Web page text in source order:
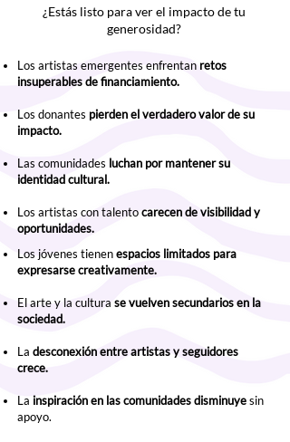
¿Estás listo para ver el impacto de tu
generosidad?
Los artistas emergentes enfrentanretos
insuperables de financiamiento.
Los donantes pierden el verdadero valor de su
impacto.
Las comunidades luchan por mantener su
identidad cultural.
Los artistas con talentocarecen de visibilidad y
oportunidades.
Los jóvenes tienenespacios limitados para
expresarse creativamente.
El arte y la cultura se vuelven secundarios en la
sociedad.
La desconexión entre artistas y seguidores
crece.
La inspiración en las comunidades disminuyesin
apoyo.